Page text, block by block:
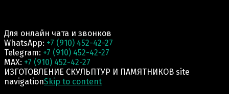
Для онлайн чата и звонков
WhatsApp: +7 (910) 452-42-27
Telegram: +7 (910) 452-42-27
MAX: +7 (910) 452-42-27
ИЗГОТОВЛЕНИЕ СКУЛЬПТУР И ПАМЯТНИКОВ site
navigationSkip to content